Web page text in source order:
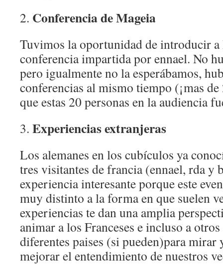
2. Conferencia de Mageia
Tuvimos la oportunidad de introducir a
conferencia impartida por ennael. No
pero igualmente no la esperábamos,
conferencias al mismo tiempo (¡mas
que estas 20 personas en la audiencia
3. Experiencias extranjeras
Los alemanes en los cubículos ya
tres visitantes de francia (ennael, rda y
experiencia interesante porque este
muy distinto a la forma en que suelen
experiencias te dan una amplia
animar a los Franceses e incluso a
diferentes paises (si pueden)para mirar
mejorar el entendimiento de nuestros